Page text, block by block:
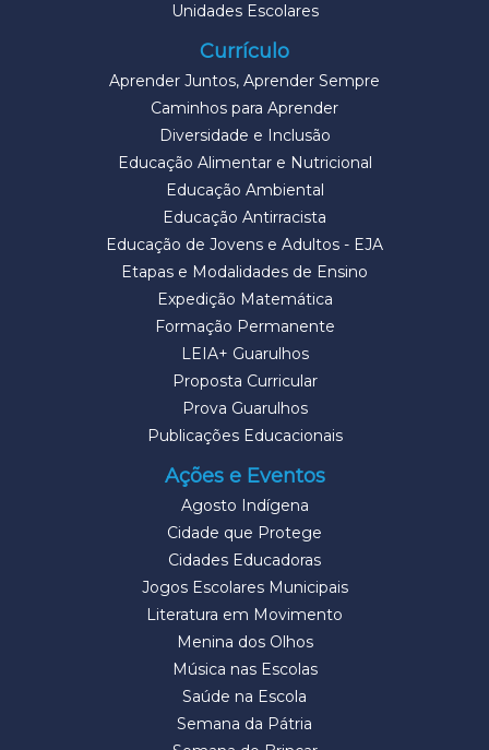
Unidades Escolares
Currículo
Aprender Juntos, Aprender Sempre
Caminhos para Aprender
Diversidade e Inclusão
Educação Alimentar e Nutricional
Educação Ambiental
Educação Antirracista
Educação de Jovens e Adultos - EJA
Etapas e Modalidades de Ensino
Expedição Matemática
Formação Permanente
LEIA+ Guarulhos
Proposta Curricular
Prova Guarulhos
Publicações Educacionais
Ações e Eventos
Agosto Indígena
Cidade que Protege
Cidades Educadoras
Jogos Escolares Municipais
Literatura em Movimento
Menina dos Olhos
Música nas Escolas
Saúde na Escola
Semana da Pátria